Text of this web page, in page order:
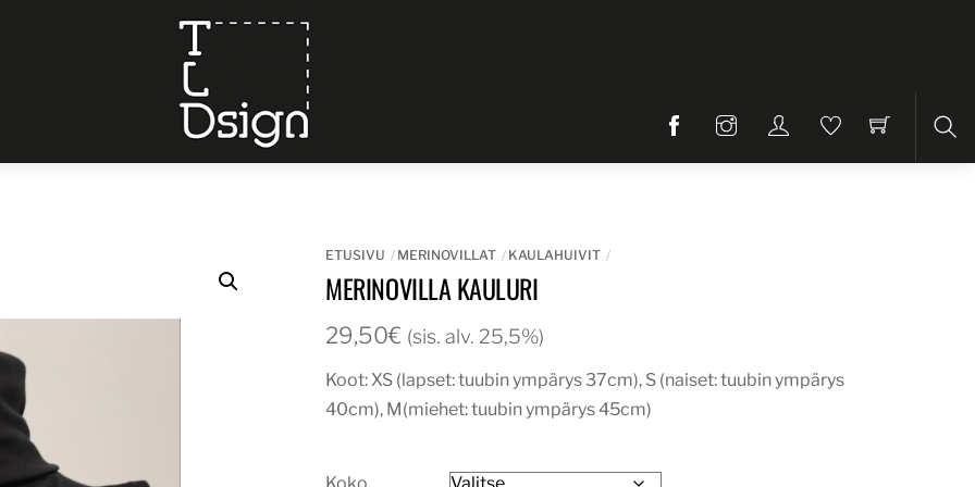
ETUSIVU MERINOVILLAT KAULAHUIVIT
MERINOVILLA KAULURI
29,50€ (sis. alv. 25,5%)
Koot: XS (lapset: tuubin ympärys 37cm), S (naiset: tuubin ympärys
40cm), M(miehet: tuubin ympärys 45cm)